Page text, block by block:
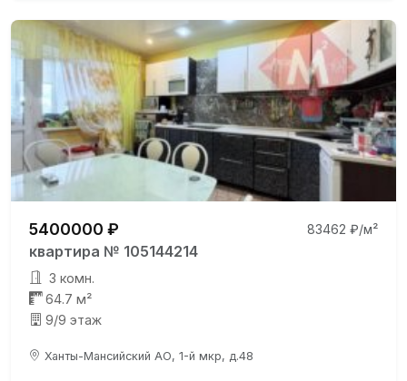
5400000 ₽ 83462 ₽/м²
квартира № 105144214
3 комн.
64.7 м²
9/9 этаж
Ханты-Мансийский АО, 1-й мкр, д.48